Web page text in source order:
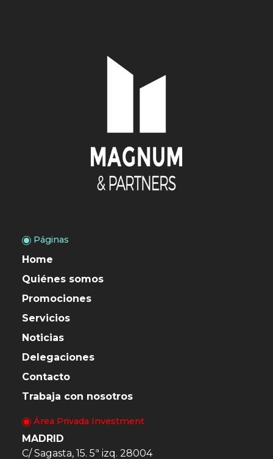
Páginas
Home
Quiénes somos
Promociones
Servicios
Noticias
Delegaciones
Contacto
Trabaja con nosotros
Área Privada Investment
MADRID
C/ Sagasta, 15. 5ª izq. 28004